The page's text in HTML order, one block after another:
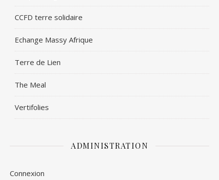
CCFD terre solidaire
Echange Massy Afrique
Terre de Lien
The Meal
Vertifolies
ADMINISTRATION
Connexion